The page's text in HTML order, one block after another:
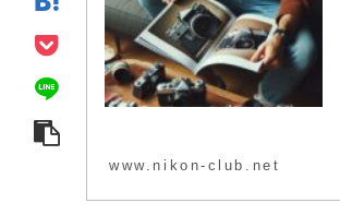
www.nikon-club.net